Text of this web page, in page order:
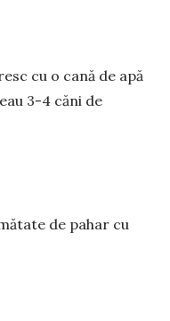
cu o cană de apă
3-4 căni de
de pahar cu